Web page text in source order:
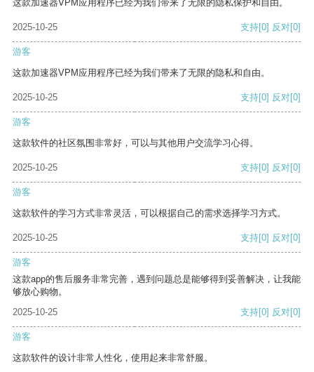
这款加速器VPM应用程序已经为我们带来了无限的隐私保护和自由。
2025-10-25 支持[0] 反对[0]
游客
这款加速器VPM应用程序已经为我们带来了无限的隐私和自由。
2025-10-25 支持[0] 反对[0]
游客
这款软件的社区氛围非常好，可以与其他用户交流学习心得。
2025-10-25 支持[0] 反对[0]
游客
这款软件的学习方式非常灵活，可以根据自己的需求选择学习方式。
2025-10-25 支持[0] 反对[0]
游客
这款app的售后服务非常完善，遇到问题总是能够得到妥善解决，让我能
够放心购物。
2025-10-25
支持[0] 反对[0]
游客
这款软件的设计非常人性化，使用起来非常舒服。